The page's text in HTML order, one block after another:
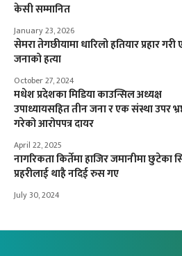
केसी सम्मानित
January 23, 2026
सेमरा तेगछीयामा धारिलो हतियार प्रहार
जनाको हत्या
October 27, 2024
मधेश प्रदेशका मिडिया काउन्सिल अध्यक्ष
उपाध्यायसहित तीन जना र एक संस्था उपर
गरेको आरोपपत्र दायर
April 22, 2025
नागरिकता किर्तेमा हाजिर जमानीमा छुटेका
प्रहरीलाई थाहै नदिई रुस गए
July 30, 2024